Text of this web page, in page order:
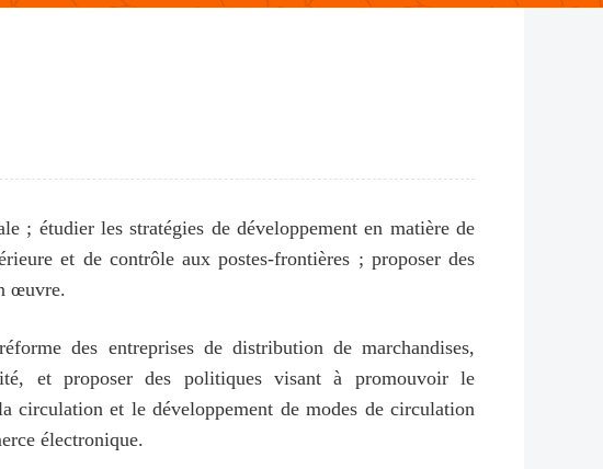
; étudier les stratégies de développement en matière de
et de contrôle aux postes-frontières ; proposer des
œuvre.
des entreprises de distribution de marchandises,
et proposer des politiques visant à promouvoir le
circulation et le développement de modes de circulation
électronique.